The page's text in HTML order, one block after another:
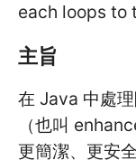
each loops to
主旨
在 Java 中處理
（也叫
更簡潔、更安